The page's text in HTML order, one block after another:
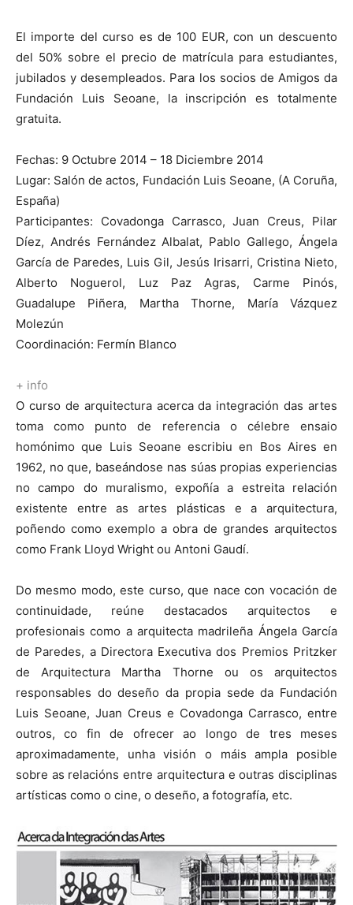
El importe del curso es de 100 EUR, con un descuento
del 50% sobre el precio de matrícula para estudiantes,
jubilados y desempleados. Para los socios de Amigos da
Fundación Luis Seoane, la inscripción es totalmente
gratuita.
Fechas: 9 Octubre 2014 – 18 Diciembre 2014
Lugar: Salón de actos, Fundación Luis Seoane, (A Coruña,
España)
Participantes: Covadonga Carrasco, Juan Creus, Pilar
Díez, Andrés Fernández Albalat, Pablo Gallego, Ángela
García de Paredes, Luis Gil, Jesús Irisarri, Cristina Nieto,
Alberto Noguerol, Luz Paz Agras, Carme Pinós,
Guadalupe Piñera, Martha Thorne, María Vázquez
Molezún
Coordinación: Fermín Blanco
+ info
O curso de arquitectura acerca da integración das artes
toma como punto de referencia o célebre ensaio
homónimo que Luis Seoane escribiu en Bos Aires en
1962, no que, baseándose nas súas propias experiencias
no campo do muralismo, expoñía a estreita relación
existente entre as artes plásticas e a arquitectura,
poñendo como exemplo a obra de grandes arquitectos
como Frank Lloyd Wright ou Antoni Gaudí.
Do mesmo modo, este curso, que nace con vocación de
continuidade, reúne destacados arquitectos e
profesionais como a arquitecta madrileña Ángela García
de Paredes, a Directora Executiva dos Premios Pritzker
de Arquitectura Martha Thorne ou os arquitectos
responsables do deseño da propia sede da Fundación
Luis Seoane, Juan Creus e Covadonga Carrasco, entre
outros, co fin de ofrecer ao longo de tres meses
aproximadamente, unha visión o máis ampla posible
sobre as relacións entre arquitectura e outras disciplinas
artísticas como o cine, o deseño, a fotografía, etc.